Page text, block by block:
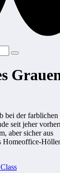
bei der farblichen
seit jeher
aber sicher aus
Homeoffice-